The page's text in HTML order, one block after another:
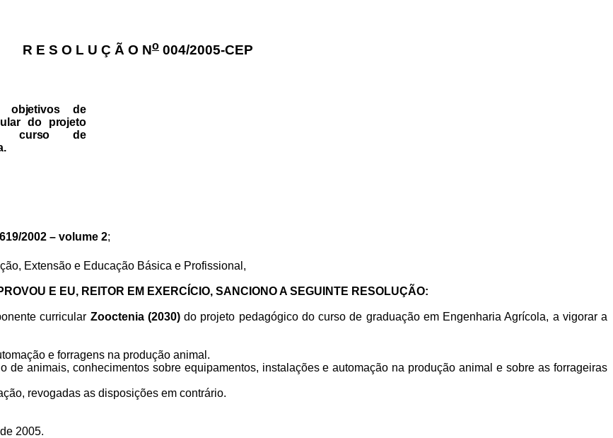
R E S O L U Ç Ã O No 004/2005-CEP
objetivos de
do projeto
curso de
2002 – volume 2;
Extensão e Educação Básica e Profissional,
E EU, REITOR EM EXERCÍCIO, SANCIONO A SEGUINTE RESOLUÇÃO:
curricular Zooctenia (2030)do projeto pedagógico do curso de graduação em Engenharia Agrícola, a vigorar a
e forragens na produção animal.
de animais, conhecimentos sobre equipamentos, instalações e automação na produção animal e sobre as forrageiras
revogadas as disposições em contrário.
2005.